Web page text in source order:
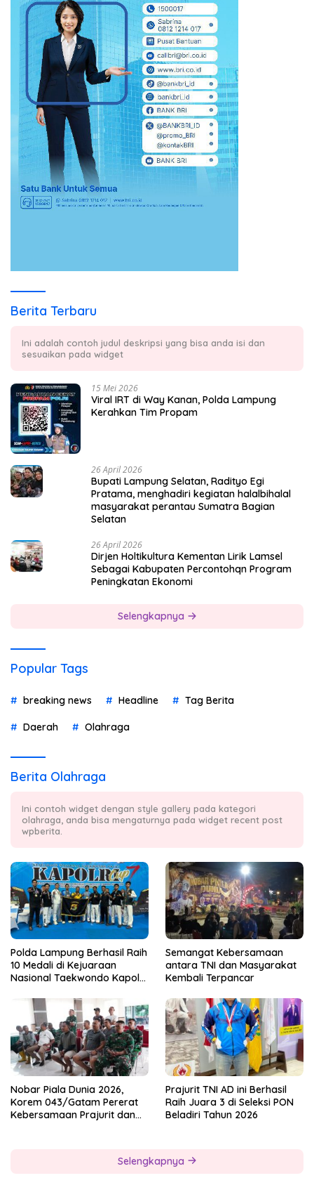
Berita Terbaru
Ini adalah contoh judul deskripsi yang bisa anda isi dan
sesuaikan pada widget
15 Mei 2026
Viral IRT di Way Kanan, Polda Lampung
Kerahkan Tim Propam
26 April 2026
Bupati Lampung Selatan, Radityo Egi
Pratama, menghadiri kegiatan halalbihalal
masyarakat perantau Sumatra Bagian
Selatan
26 April 2026
Dirjen Holtikultura Kementan Lirik Lamsel
Sebagai Kabupaten Percontohqn Program
Peningkatan Ekonomi
Selengkapnya
Popular Tags
breaking news Headline Tag Berita
Daerah Olahraga
Berita Olahraga
Ini contoh widget dengan style gallery pada kategori
olahraga, anda bisa mengaturnya pada widget recent post
wpberita.
Polda Lampung Berhasil Raih
10 Medali di Kejuaraan
Nasional Taekwondo Kapolri
Semangat Kebersamaan
antara TNI dan Masyarakat
Kembali Terpancar
Nobar Piala Dunia 2026,
Korem 043/Gatam Pererat
Kebersamaan Prajurit dan
Prajurit TNI AD ini Berhasil
Raih Juara 3 di Seleksi PON
Beladiri Tahun 2026
Selengkapnya